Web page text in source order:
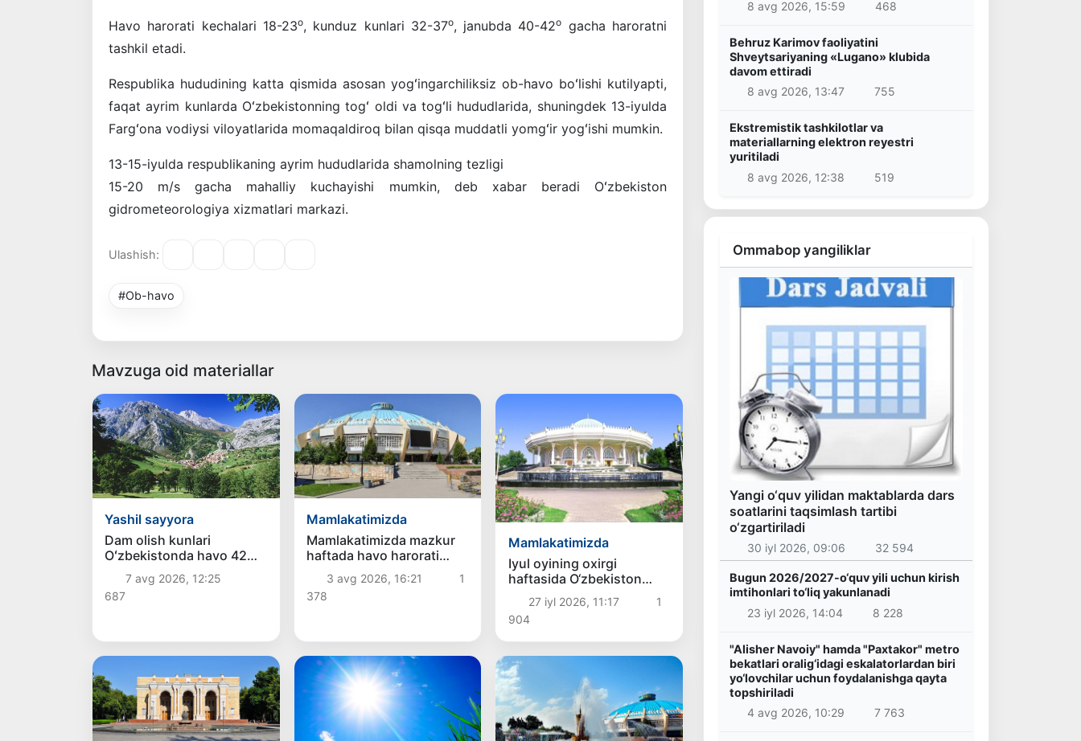
Havo harorati kechalari 18-23o, kunduz kunlari 32-37o, janubda 40-42o gacha haroratni
tashkil etadi.
Respublika hududining katta qismida asosan yogʻingarchiliksiz ob-havo boʻlishi kutilyapti,
faqat ayrim kunlarda Oʻzbekistonning togʻ oldi va togʻli hududlarida, shuningdek 13-iyulda
Fargʻona vodiysi viloyatlarida momaqaldiroq bilan qisqa muddatli yomgʻir yogʻishi mumkin.
13-15-iyulda respublikaning ayrim hududlarida shamolning tezligi
15-20 m/s gacha mahalliy kuchayishi mumkin, deb xabar beradi Oʻzbekiston
gidrometeorologiya xizmatlari markazi.
Ulashish:
#Ob-havo
Mavzuga oid materiallar
Yashil sayyora
Dam olish kunlari
Oʻzbekistonda havo 42
darajagacha isiydi
7 avg 2026, 12:25
687
Mamlakatimizda
Mamlakatimizda mazkur
haftada havo harorati
biroz pasayadi
3 avg 2026, 16:21
1
378
Mamlakatimizda
Iyul oyining oxirgi
haftasida O‘zbekiston
hududi bo‘yicha issiq ob-
havo bo‘lishi kutilmoqda
27 iyl 2026, 11:17
1
904
8 avg 2026, 15:59
468
Behruz Karimov faoliyatini
Shveytsariyaning «Lugano» klubida
davom ettiradi
8 avg 2026, 13:47
755
Ekstremistik tashkilotlar va
materiallarning elektron reyestri
yuritiladi
8 avg 2026, 12:38
519
Ommabop yangiliklar
Yangi o‘quv yilidan maktablarda dars
soatlarini taqsimlash tartibi
o‘zgartiriladi
30 iyl 2026, 09:06 32 594
Bugun 2026/2027-o‘quv yili uchun kirish
imtihonlari to‘liq yakunlanadi
23 iyl 2026, 14:04
8 228
"Alisher Navoiy" hamda "Paxtakor" metro
bekatlari oralig‘idagi eskalatorlardan biri
yo‘lovchilar uchun foydalanishga qayta
topshiriladi
4 avg 2026, 10:29
7 763